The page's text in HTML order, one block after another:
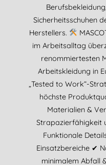
Sicherheitsschuhen
Herstellers.
im Arbeitsalltag
renommiertesten
Arbeitskleidung in
„Tested to Work“-
höchste
Materialien &
Strapazierfähigkeit
Funktionale
Einsatzbereiche ✔
minimalem Abfall